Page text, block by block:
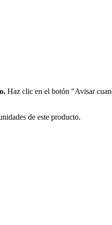
Haz clic en el botón "Avisar
de este producto.